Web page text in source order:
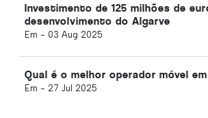
Investimento de 125 milhões de
desenvolvimento do Algarve
Em - 03 Aug 2025
Qual é o melhor operador móvel
Em - 27 Jul 2025